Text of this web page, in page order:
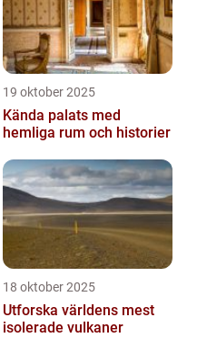
19 oktober 2025
Kända palats med
hemliga rum och historier
18 oktober 2025
Utforska världens mest
isolerade vulkaner